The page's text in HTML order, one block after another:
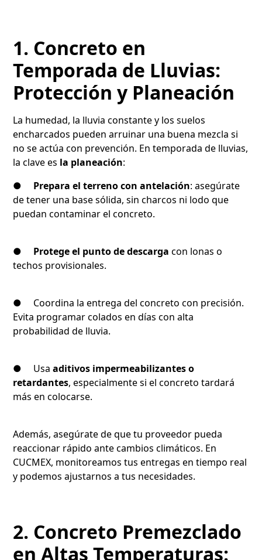
1. Concreto en
Temporada de Lluvias:
Protección y Planeación
La humedad, la lluvia constante y los suelos
encharcados pueden arruinar una buena mezcla si
no se actúa con prevención. En temporada de lluvias,
la clave es la planeación:
● Prepara el terreno con antelación: asegúrate
de tener una base sólida, sin charcos ni lodo que
puedan contaminar el concreto.
● Protege el punto de descarga con lonas o
techos provisionales.
● Coordina la entrega del concreto con precisión.
Evita programar colados en días con alta
probabilidad de lluvia.
● Usaaditivos impermeabilizantes o
retardantes, especialmente si el concreto tardará
más en colocarse.
Además, asegúrate de que tu proveedor pueda
reaccionar rápido ante cambios climáticos. En
CUCMEX, monitoreamos tus entregas en tiempo real
y podemos ajustarnos a tus necesidades.
2. Concreto Premezclado
en Altas Temperaturas: